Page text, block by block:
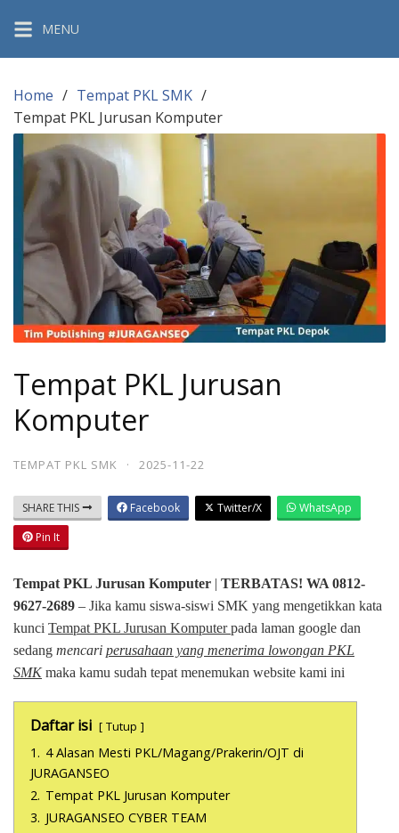
content
MENU
Home
Tempat PKL SMK
Tempat PKL Jurusan Komputer
Tempat PKL Jurusan
Komputer
TEMPAT PKL SMK · 2025-11-22
SHARE THIS Facebook Twitter/X
WhatsApp
Pin It
Tempat PKL Jurusan Komputer | TERBATAS! WA 0812-
9627-2689 – Jika kamu siswa-siswi SMK yang mengetikkan kata
kunci Tempat PKL Jurusan Komputerpada laman google dan
sedang mencari perusahaan yang menerima lowongan PKL
SMKmaka kamu sudah tepat menemukan website kami ini
Daftar isi Tutup
1. 4 Alasan Mesti PKL/Magang/Prakerin/OJT di
JURAGANSEO
2. Tempat PKL Jurusan Komputer
3. JURAGANSEO CYBER TEAM